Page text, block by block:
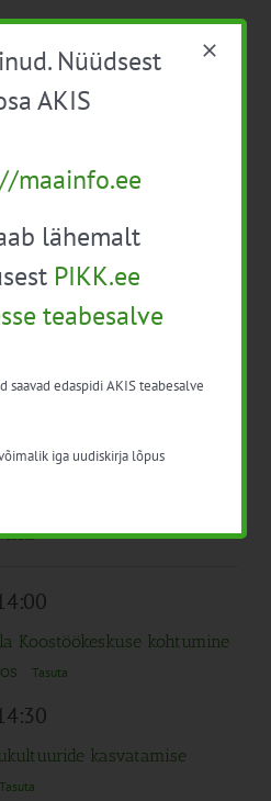
õppepäevade sari
kasvatuse
Loigu põld
15:00
Ehe Pojad OÜ
Pärnumaa mesilas
Tasuta
Koostöökeskuse kohtumine
Tasuta
kasvatamise
Tasuta
Nüüdsest
AKIS
maainfo.ee
lähemalt
PIKK.ee
teabesalve
saavad edaspidi AKIS teabesalve
iga uudiskirja lõpus